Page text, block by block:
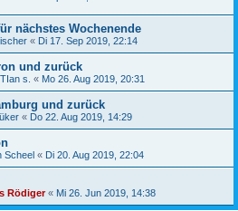
nächstes Wochenende
« Di 17. Sep 2019, 22:14
und zurück
s. « Mo 26. Aug 2019, 20:31
und zurück
« Do 22. Aug 2019, 14:29
Scheel « Di 20. Aug 2019, 22:04
Rödiger« Mi 26. Jun 2019, 14:38